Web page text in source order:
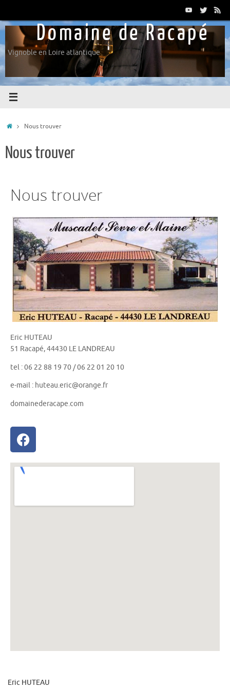
Domaine de Racapé
Vignoble en Loire atlantique
Nous trouver
Nous trouver
Nous trouver
Eric HUTEAU
51 Racapé, 44430 LE LANDREAU
tel : 06 22 88 19 70 / 06 22 01 20 10
e-mail : huteau.eric@orange.fr
domainederacape.com
Eric HUTEAU